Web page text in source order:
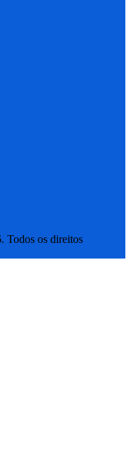
os direitos